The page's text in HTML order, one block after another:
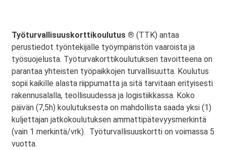
Työturvallisuuskorttikoulutus ® (TTK) antaa
perustiedot työntekijälle työympäristön vaaroista ja
työsuojelusta. Työturvakorttikoulutuksen tavoitteena on
parantaa yhteisten työpaikkojen turvallisuutta. Koulutus
sopii kaikille alasta riippumatta ja sitä tarvitaan erityisesti
rakennusalalla, teollisuudessa ja logistiikkassa. Koko
päivän (7,5h) koulutuksesta on mahdollista saada yksi (1)
kuljettajan jatkokoulutuksen ammattipätevyysmerkintä
(vain 1 merkintä/vrk). Työturvallisuuskortti on voimassa 5
vuotta.